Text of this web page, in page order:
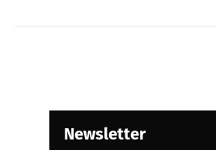
Newsletter